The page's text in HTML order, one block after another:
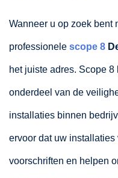
Wanneer u op zoek bent
professionele scope 8
het juiste adres. Scope
onderdeel van de
installaties binnen
ervoor dat uw
voorschriften en helpen